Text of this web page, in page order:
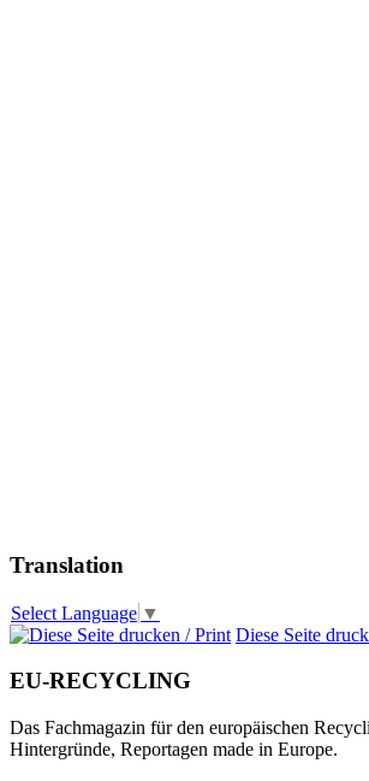
Translation
Select Language ▼
Diese Seite
EU-RECYCLING
Das Fachmagazin für den europäischen
Hintergründe, Reportagen made in Europe.